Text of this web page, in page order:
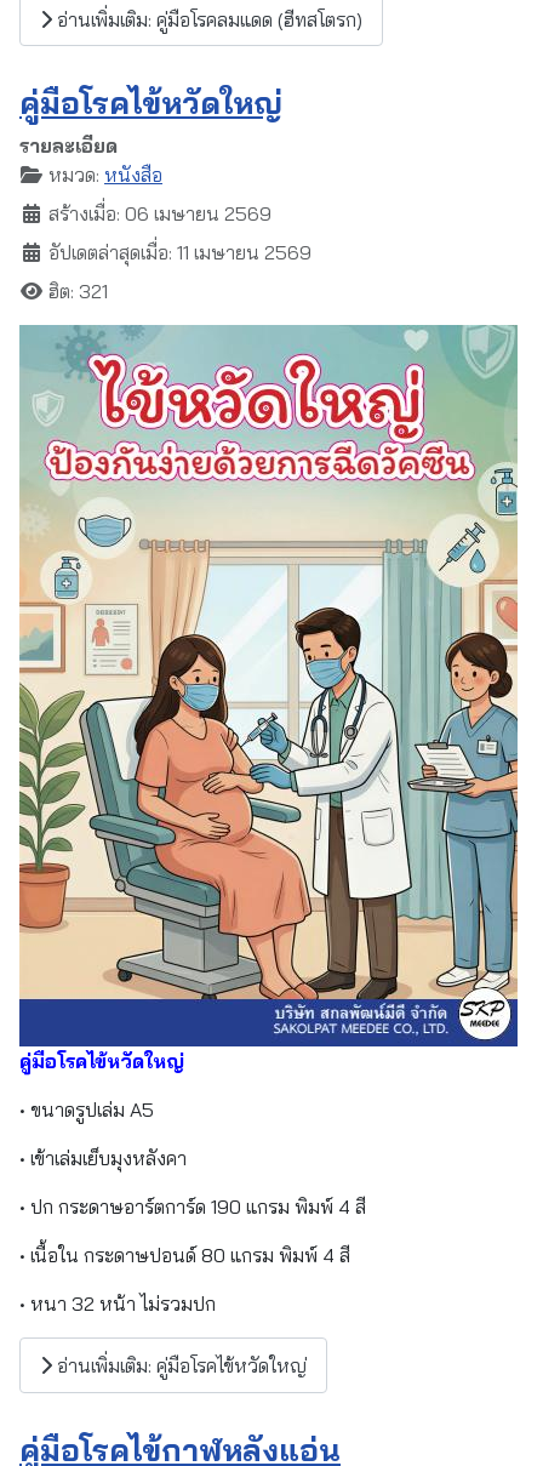
อ่านเพิ่มเติม: คู่มือโรคลมแดด (ฮีทสโตรก)
คู่มือโรคไข้หวัดใหญ่
รายละเอียด
หมวด: หนังสือ
สร้างเมื่อ: 06 เมษายน 2569
อัปเดตล่าสุดเมื่อ: 11 เมษายน 2569
ฮิต: 321
คู่มือโรคไข้หวัดใหญ่
• ขนาดรูปเล่ม A5
• เข้าเล่มเย็บมุงหลังคา
• ปก กระดาษอาร์ตการ์ด 190 แกรม พิมพ์ 4 สี
• เนื้อใน กระดาษปอนด์ 80 แกรม พิมพ์ 4 สี
• หนา 32 หน้า ไม่รวมปก
อ่านเพิ่มเติม: คู่มือโรคไข้หวัดใหญ่
คู่มือโรคไข้กาฬหลังแอ่น